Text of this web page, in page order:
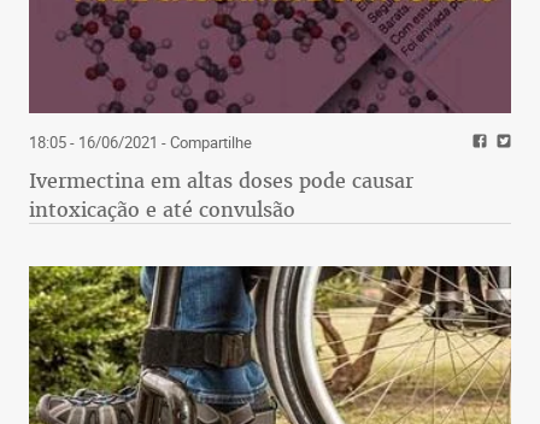
Chato para comer (detestava cebola!), sistemático
e perfeccionista, partiu em um dia exótico como
ele, que só existe há cada 4 anos.
Saudade para mim é também um lugar chamado
Guido.
18:05 - 16/06/2021 - Compartilhe
Ivermectina em altas doses pode causar
intoxicação e até convulsão